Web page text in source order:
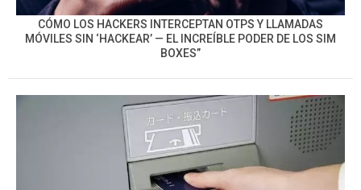
CÓMO LOS HACKERS INTERCEPTAN OTPS Y LLAMADAS
MÓVILES SIN ‘HACKEAR’ — EL INCREÍBLE PODER DE LOS SIM
BOXES”